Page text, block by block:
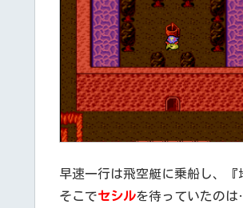
早速一行は飛空艇に乗船し、『
そこでセシルを待っていたのは